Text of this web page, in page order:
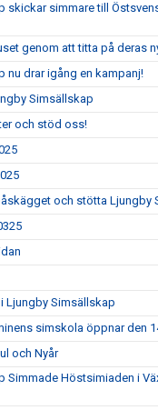
skickar simmare till
genom att titta på deras
nu drar igång en kampanj!
Simsällskap
och stöd oss!
och stötta Ljungby
Ljungby Simsällskap
simskola öppnar den
och Nyår
Simmade Höstsimiaden i